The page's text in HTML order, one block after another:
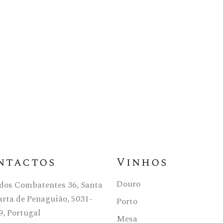
Combatentes 36, Santa
de Penaguião, 5031-
Portugal
Vinhos
Douro
Porto
Mesa